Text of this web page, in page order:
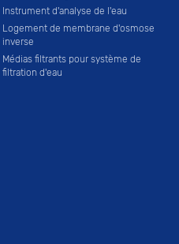
Instrument d'analyse de l'eau
Logement de membrane d'osmose
inverse
Médias filtrants pour système de
filtration d'eau